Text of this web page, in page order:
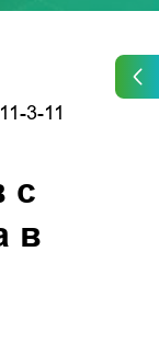
3-11
с
в